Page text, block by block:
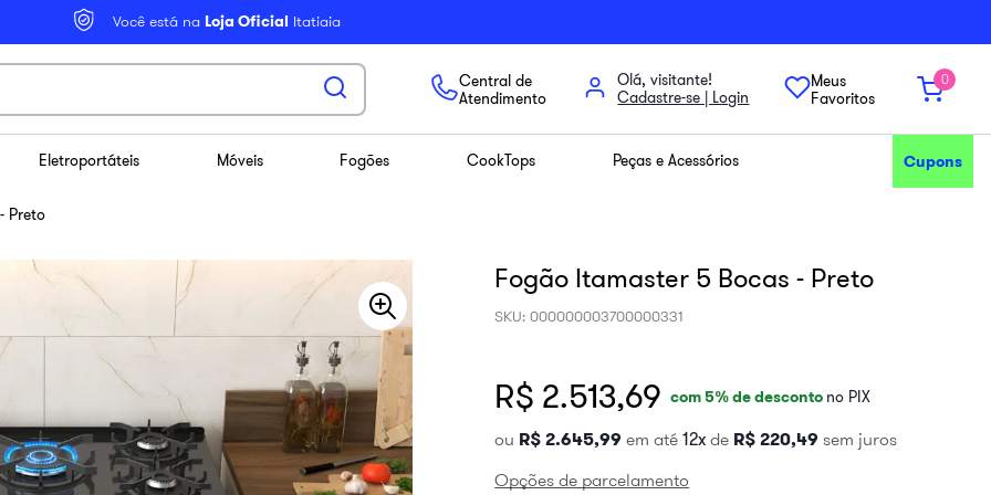
Você está na Loja Oficial Itatiaia
Central de
Atendimento
Olá, visitante!
Meus
Favoritos
0
Eletroportáteis Móveis Fogões CookTops Peças e Acessórios Cupons
Preto
Fogão Itamaster 5 Bocas - Preto
SKU:000000003700000331
R$ 2.513,69 com5% de desconto no PIX
ou R$ 2.645,99 em até12 de R$ 220,49 sem juros
Opções de parcelamento